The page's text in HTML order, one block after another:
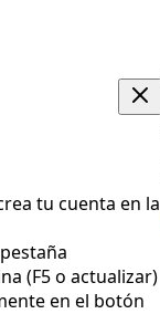
tu cuenta en la
(F5 o actualizar)
en el botón